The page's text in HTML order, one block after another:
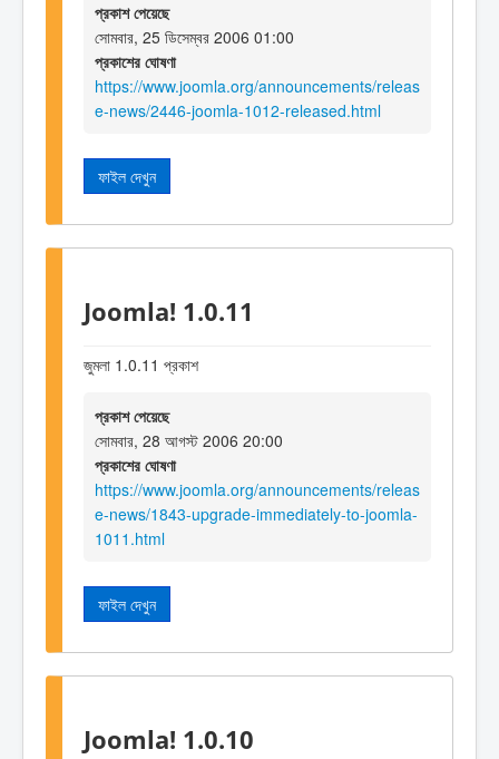
প্রকাশ পেয়েছে
সোমবার, 25 ডিসেম্বর 2006 01:00
প্রকাশের ঘোষণা
https://www.joomla.org/announcements/releas
e-news/2446-joomla-1012-released.html
ফাইল দেখুন
Joomla! 1.0.11
জুমলা 1.0.11 প্রকাশ
প্রকাশ পেয়েছে
সোমবার, 28 আগস্ট 2006 20:00
প্রকাশের ঘোষণা
https://www.joomla.org/announcements/releas
e-news/1843-upgrade-immediately-to-joomla-
1011.html
ফাইল দেখুন
Joomla! 1.0.10